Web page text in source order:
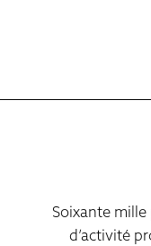
Soixante mille
d’activité